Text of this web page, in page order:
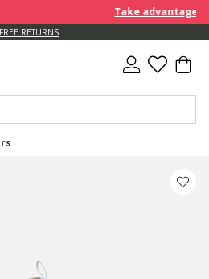
Take advantage of an
FOR ORDERS OVER 90.00 €
FREE RETURNS